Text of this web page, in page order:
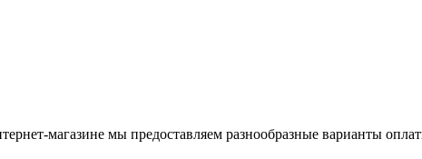
магазине мы предоставляем разнообразные варианты